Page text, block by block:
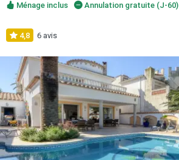
Ménage inclus Annulation gratuite (J-60)
4,8 6 avis